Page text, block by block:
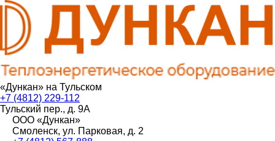
«Дункан» на Тульском
+7 (4812) 229-112
Тульский пер., д. 9А
ООО «Дункан»
Смоленск, ул. Парковая, д. 2